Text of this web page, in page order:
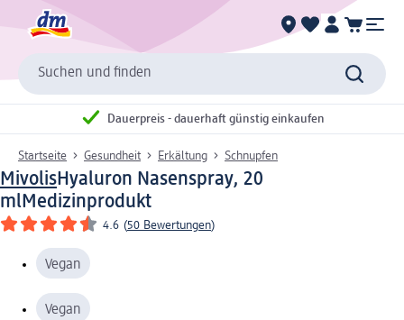
Suchen und finden
Dauerpreis - dauerhaft günstig einkaufen
Startseite Gesundheit Erkältung Schnupfen
MivolisHyaluron Nasenspray, 20
mlMedizinprodukt
4.6 (50 Bewertungen)
Vegan
Vegan